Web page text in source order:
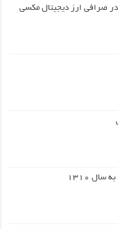
صرافی ارز دیجیتال مکسی
۱۳۱۰